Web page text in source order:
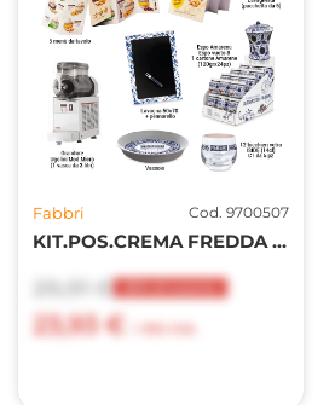
Fabbri Cod. 9700507
KIT.POS.CREMA FREDDA CAFFE'
29,91 €
23,93 €